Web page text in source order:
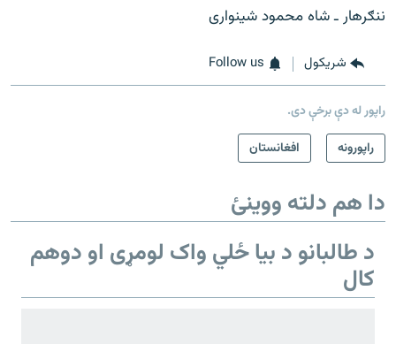
ننګرهار ـ شاه محمود شینواری
شريکول Follow us
راپور له دې برخې دی.
راپورونه
افغانستان
دا هم دلته ووینئ
د طالبانو د بیا ځلي واک لومړی او دوهم
کال